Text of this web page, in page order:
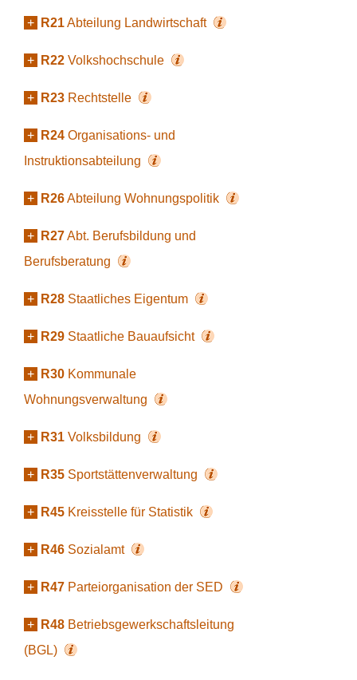
+ R21Abteilung Landwirtschaft
+ R22 Volkshochschule
+ R23 Rechtstelle
+ R24 Organisations- und
Instruktionsabteilung
+ R26Abteilung Wohnungspolitik
+ R27Abt. Berufsbildung und
Berufsberatung
+ R28 Staatliches Eigentum
+ R29 Staatliche Bauaufsicht
+ R30 Kommunale
Wohnungsverwaltung
+ R31 Volksbildung
+ R35 Sportstättenverwaltung
+ R45 Kreisstelle für Statistik
+ R46 Sozialamt
+ R47 Parteiorganisation der SED
+ R48 Betriebsgewerkschaftsleitung
(BGL)